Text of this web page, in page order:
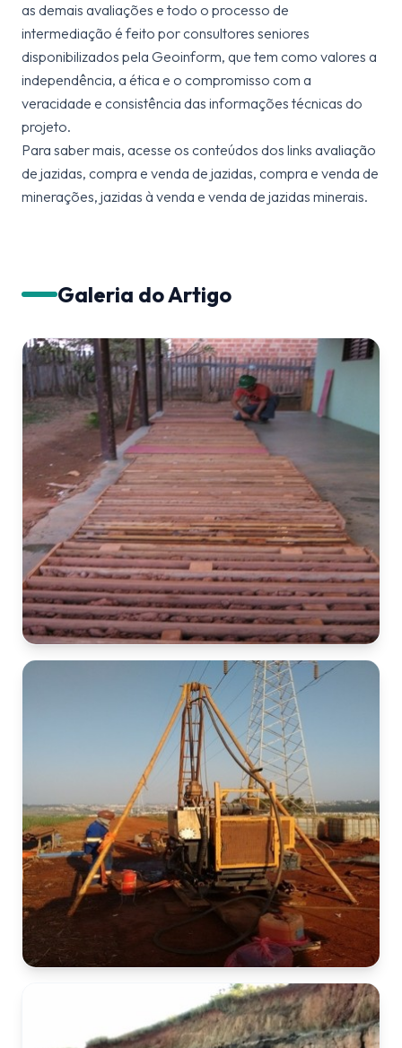
as demais avaliações e todo o processo de
intermediação é feito por consultores seniores
disponibilizados pela Geoinform, que tem como valores a
independência, a ética e o compromisso com a
veracidade e consistência das informações técnicas do
projeto.
Para saber mais, acesse os conteúdos dos links avaliação
de jazidas, compra e venda de jazidas, compra e venda de
minerações, jazidas à venda e venda de jazidas minerais.
Galeria do Artigo